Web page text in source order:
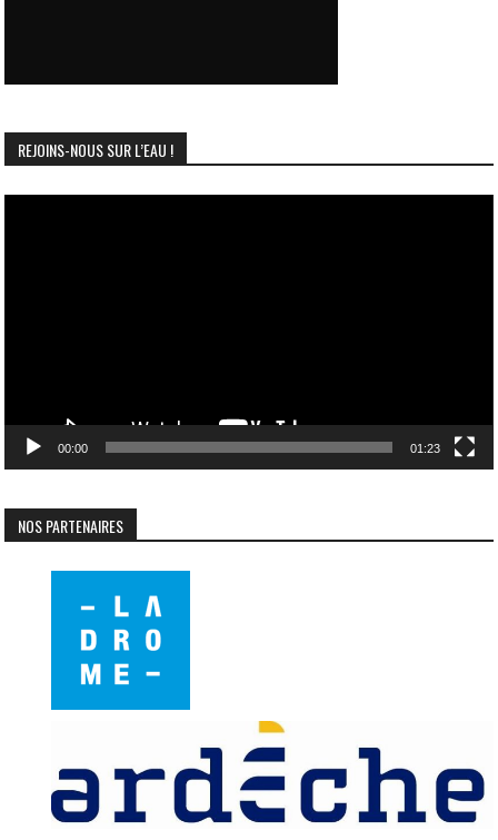
REJOINS-NOUS SUR L’EAU !
00:00 01:23
NOS PARTENAIRES